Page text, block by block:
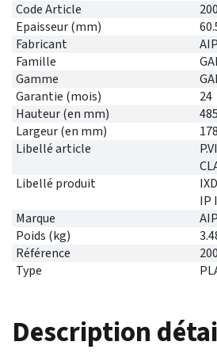
Code Article
Epaisseur (mm)
Fabricant
Famille
Gamme
Garantie (mois)
24
Hauteur (en mm)
485
Largeur (en mm)
178
Libellé article
Libellé produit
IP
Marque
Poids (kg)
Référence
Type
Description